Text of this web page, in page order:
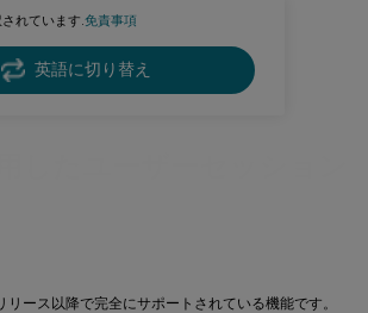
れています.免責事項
英語に切り替え
リース以降で完全にサポートされている機能です。